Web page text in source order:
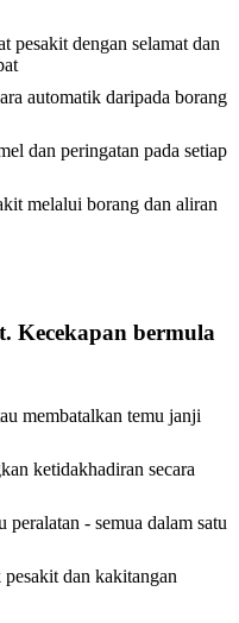
pesakit dengan selamat dan
automatik daripada borang
dan peringatan pada setiap
melalui borang dan aliran
Kecekapan bermula
membatalkan temu janji
ketidakhadiran secara
- semua dalam satu
dan kakitangan